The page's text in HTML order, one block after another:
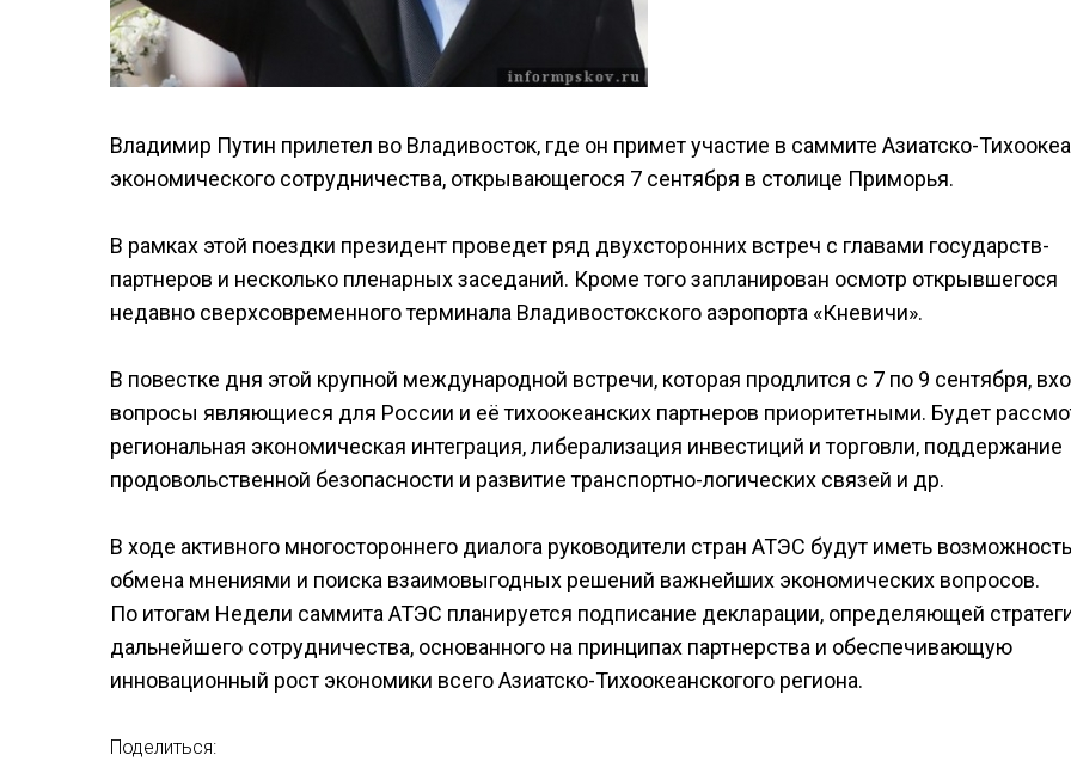
Владимир Путин прилетел во Владивосток, где он примет участие в саммите Азиатско-
экономического сотрудничества, открывающегося 7 сентября в столице Приморья.
В рамках этой поездки президент проведет ряд двухсторонних встреч с главами государств-
партнеров и несколько пленарных заседаний. Кроме того запланирован осмотр открывшегося
недавно сверхсовременного терминала Владивостокского аэропорта «Кневичи».
В повестке дня этой крупной международной встречи, которая продлится с 7 по 9 сентября,
вопросы являющиеся для России и её тихоокеанских партнеров приоритетными. Будет
региональная экономическая интеграция, либерализация инвестиций и торговли, поддержание
продовольственной безопасности и развитие транспортно-логических связей и др.
В ходе активного многостороннего диалога руководители стран АТЭС будут иметь
обмена мнениями и поиска взаимовыгодных решений важнейших экономических вопросов.
По итогам Недели саммита АТЭС планируется подписание декларации, определяющей
дальнейшего сотрудничества, основанного на принципах партнерства и обеспечивающую
инновационный рост экономики всего Азиатско-Тихоокеанскогого региона.
Поделиться: